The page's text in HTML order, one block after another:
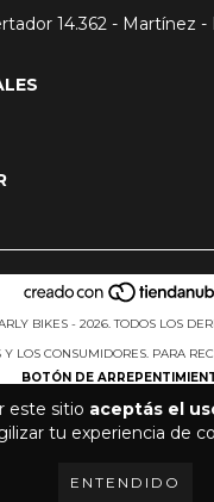
este sitio aceptás el
tu experiencia de
ENTENDIDO
14.362 - Martínez -
BIKES - 2026. TODOS LOS
Y LOS CONSUMIDORES. PARA
BOTÓN DE